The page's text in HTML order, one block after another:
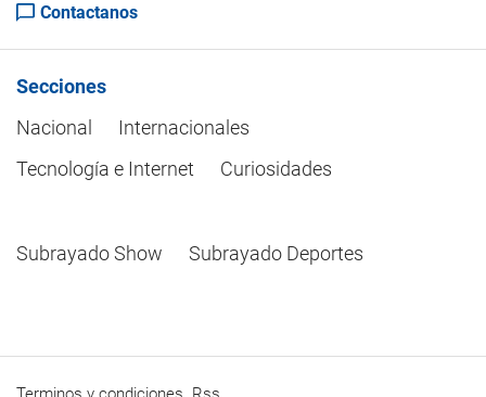
Contactanos
Secciones
Nacional
Internacionales
Tecnología e Internet
Curiosidades
Subrayado Show Subrayado Deportes